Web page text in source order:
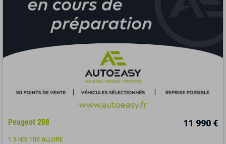
Peugeot 208 11 990 €
1.5 HDI 100 ALLURE